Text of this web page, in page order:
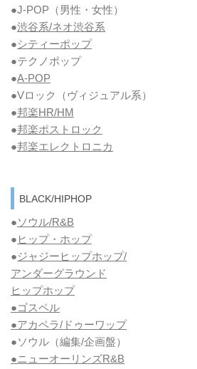
●J-POP（男性・女性）
●渋谷系/ネオ渋谷系
●シティーポップ
●テクノポップ
●A-POP
●Vロック
（ヴィジュアル系）
●邦楽HR/HM
●邦楽ポストロック
●邦楽エレクトロニカ
BLACK/HIPHOP
●ソウル/R&B
● ヒップ・ホップ
●ジャジーヒップホップ/
アンダーグラウンド
ヒップホップ
●ゴスペル
●アカペラ/ドゥーワップ
●ソウル （編集/企画盤）
●ニューオーリンズR&B